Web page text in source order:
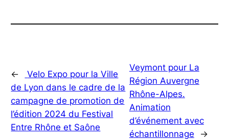
←
Velo Expo pour la Ville
de Lyon dans le cadre de la
campagne de promotion de
l’édition 2024 du Festival
Entre Rhône et Saône
Veymont pour La
Région Auvergne
Rhône-Alpes.
Animation
d’événement avec
échantillonnage
→